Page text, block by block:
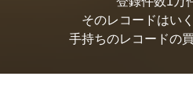
そのレコードはい
手持ちのレコードの